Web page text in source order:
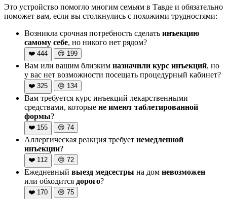
Это устройство помогло многим семьям в Тавде и обязательно
поможет вам, если вы столкнулись с похожими трудностями:
Возникла срочная потребность сделать инъекцию
самому себе, но никого нет рядом?
❤️ 444 😢 199
Вам или вашим близким назначили курс инъекций, но
у вас нет возможности посещать процедурный кабинет?
❤️ 325 😢 134
Вам требуется курс инъекций лекарственными
средствами, которые не имеют таблетированной
формы?
❤️ 155 😢 74
Аллергическая реакция требует немедленной
инъекции?
❤️ 112 😢 72
Ежедневный выезд медсестры на дом невозможен
или обходится дорого?
❤️ 170 😢 75